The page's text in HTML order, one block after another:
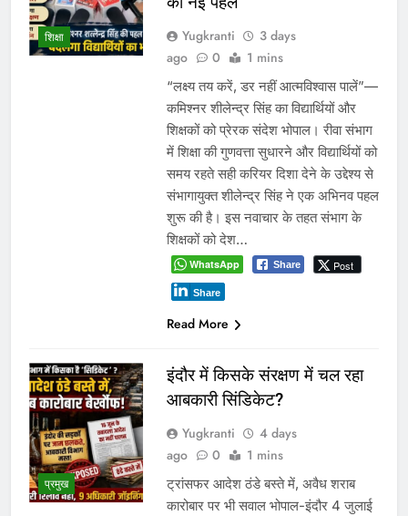
शिक्षा Yugkranti
3 days
ago
0 1 mins
“लक्ष्य तय करें, डर नहीं आत्मविश्वास पालें”—
कमिश्नर शीलेन्द्र सिंह का विद्यार्थियों और
शिक्षकों को प्रेरक संदेश भोपाल। रीवा संभाग
में शिक्षा की गुणवत्ता सुधारने और विद्यार्थियों को
समय रहते सही करियर दिशा देने के उद्देश्य से
संभागायुक्त शीलेन्द्र सिंह ने एक अभिनव पहल
शुरू की है। इस नवाचार के तहत संभाग के
शिक्षकों को देश…
WhatsApp Share Post
Share
Read More
प्रमुख
इंदौर में किसके संरक्षण में चल रहा
आबकारी सिंडिकेट?
Yugkranti
4 days
ago
0 1 mins
ट्रांसफर आदेश ठंडे बस्ते में, अवैध शराब
कारोबार पर भी सवाल भोपाल-इंदौर 4 जुलाई